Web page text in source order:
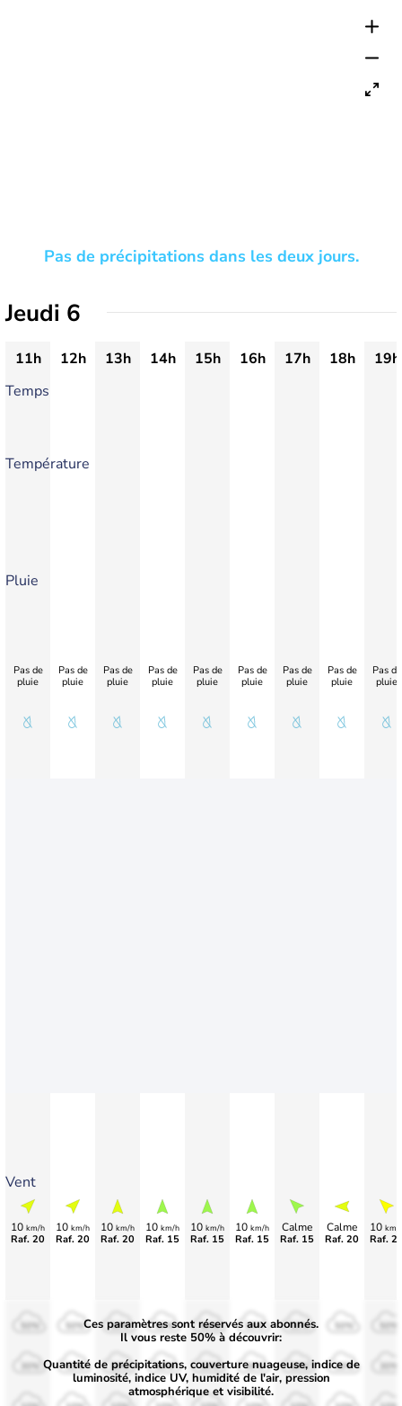
Pas de précipitations dans les deux jours.
Jeudi 6
11h 12h 13h 14h 15h 16h 17h 18h
19h
Temps
Température
Pluie
Vent
Pas de
pluie
10 km/h
Raf. 20
Pas de
pluie
10 km/h
Raf. 20
Pas de
pluie
10 km/h
Raf. 20
Pas de
pluie
10 km/h
Raf. 15
Pas de
pluie
10 km/h
Raf. 15
Pas de
pluie
10 km/h
Raf. 15
Pas de
pluie
Calme
Raf. 15
Pas de
pluie
Calme
Raf. 20
Pas de
pluie
10 km/
Raf.
50%
30%
50%
30%
50%
30%
50%
30%
50%
30%
50%
30%
50%
30%
Ces paramètres sont réservés aux abonnés.
Il vous reste 50% à découvrir:
Quantité de précipitations, couverture nuageuse, indice de
luminosité, indice UV, humidité de l'air, pression
atmosphérique et visibilité.